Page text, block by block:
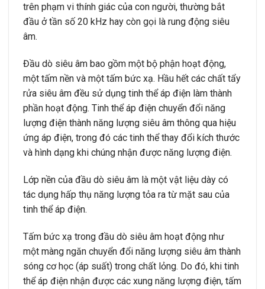
trên phạm vi thính giác của con người, thường bắt
đầu ở tần số 20 kHz hay còn gọi là rung động siêu
âm.
Đầu dò siêu âm bao gồm một bộ phận hoạt động,
một tấm nền và một tấm bức xạ. Hầu hết các chất tẩy
rửa siêu âm đều sử dụng tinh thể áp điện làm thành
phần hoạt động. Tinh thể áp điện chuyển đổi năng
lượng điện thành năng lượng siêu âm thông qua hiệu
ứng áp điện, trong đó các tinh thể thay đổi kích thước
và hình dạng khi chúng nhận được năng lượng điện.
Lớp nền của đầu dò siêu âm là một vật liệu dày có
tác dụng hấp thụ năng lượng tỏa ra từ mặt sau của
tinh thể áp điện.
Tấm bức xạ trong đầu dò siêu âm hoạt động như
một màng ngăn chuyển đổi năng lượng siêu âm thành
sóng cơ học (áp suất) trong chất lỏng. Do đó, khi tinh
thể áp điện nhận được các xung năng lượng điện, tấm